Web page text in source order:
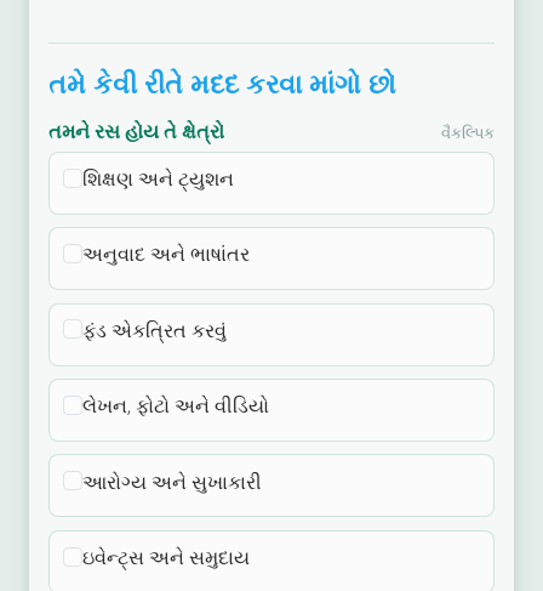
તમે કેવી રીતે મદદ કરવા માંગો છો
તમને રસ હોય તે ક્ષેત્રો વૈકલ્પિક
શિક્ષણ અને ટ્યુશન
અનુવાદ અને ભાષાંતર
ફંડ એકત્રિત કરવું
લેખન, ફોટો અને વીડિયો
આરોગ્ય અને સુખાકારી
ઇવેન્ટ્સ અને સમુદાય